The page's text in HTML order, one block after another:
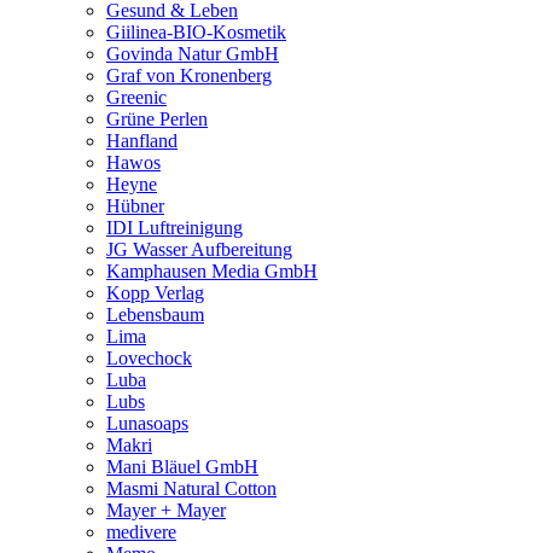
Gesund & Leben
Giilinea-BIO-Kosmetik
Govinda Natur GmbH
Graf von Kronenberg
Greenic
Grüne Perlen
Hanfland
Hawos
Heyne
Hübner
IDI Luftreinigung
JG Wasser Aufbereitung
Kamphausen Media GmbH
Kopp Verlag
Lebensbaum
Lima
Lovechock
Luba
Lubs
Lunasoaps
Makri
Mani Bläuel GmbH
Masmi Natural Cotton
Mayer + Mayer
medivere